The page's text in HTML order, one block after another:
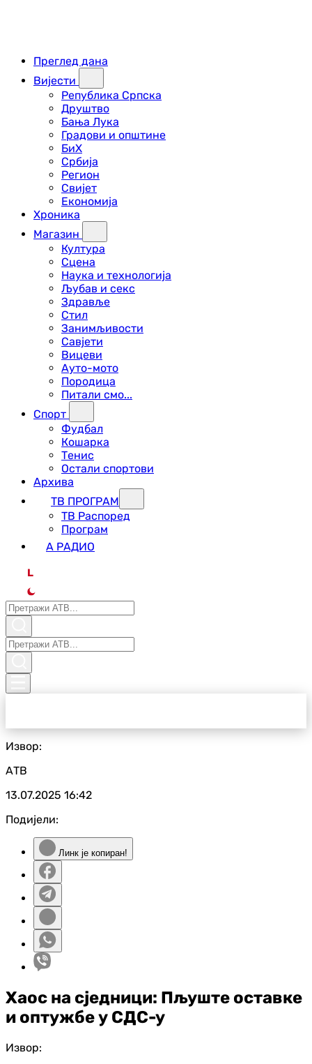
Преглед дана
Вијести
Република Српска
Друштво
Бања Лука
Градови и општине
БиХ
Србија
Регион
Свијет
Економија
Хроника
Магазин
Култура
Сцена
Наука и технологија
Љубав и секс
Здравље
Стил
Занимљивости
Савјети
Вицеви
Ауто-мото
Породица
Питали смо...
Спорт
Фудбал
Кошарка
Тенис
Остали спортови
Архива
ТВ ПРОГРАМ
ТВ Распоред
Програм
А РАДИО
L
Извор:
АТВ
13.07.2025 16:42
Подијели:
Линк је копиран!
Хаос на сједници: Пљуште оставке
и оптужбе у СДС-у
Извор: